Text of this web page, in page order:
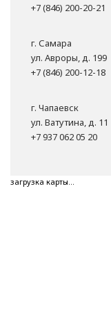
+7 (846) 200-20-21
г. Самара
ул. Авроры, д. 199
+7 (846) 200-12-18
г. Чапаевск
ул. Ватутина, д. 11
+7 937 062 05 20
загрузка карты...